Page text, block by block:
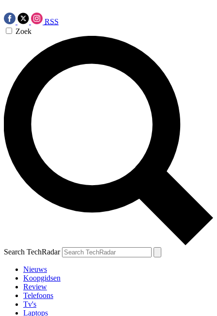
RSS
Zoek
Search TechRadar
Nieuws
Koopgidsen
Review
Telefoons
Tv's
Laptops